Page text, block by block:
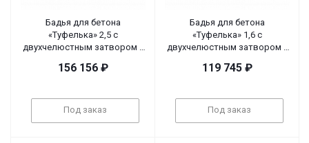
Бадья для бетона
«Туфелька» 2,5 с
двухчелюстным затвором и
156 156 ₽
Под заказ
Бадья для бетона
«Туфелька» 1,6 с
двухчелюстным затвором и
119 745 ₽
Под заказ